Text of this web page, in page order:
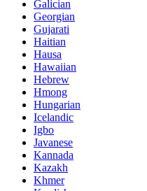
Galician
Georgian
Gujarati
Haitian
Hausa
Hawaiian
Hebrew
Hmong
Hungarian
Icelandic
Igbo
Javanese
Kannada
Kazakh
Khmer